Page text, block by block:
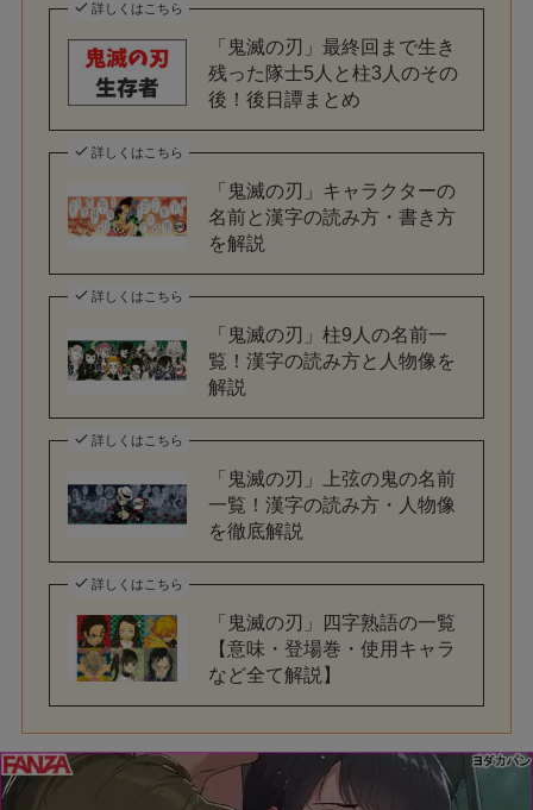
詳しくはこちら
「鬼滅の刃」最終回まで生き
残った隊士5人と柱3人のその
後！後日譚まとめ
詳しくはこちら
「鬼滅の刃」キャラクターの
名前と漢字の読み方・書き方
を解説
詳しくはこちら
「鬼滅の刃」柱9人の名前一
覧！漢字の読み方と人物像を
解説
詳しくはこちら
「鬼滅の刃」上弦の鬼の名前
一覧！漢字の読み方・人物像
を徹底解説
詳しくはこちら
「鬼滅の刃」四字熟語の一覧
【意味・登場巻・使用キャラ
など全て解説】